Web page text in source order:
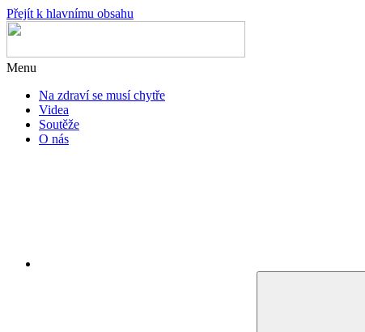
Přejít k hlavnímu obsahu
Menu
Na zdraví se musí chytře
Videa
Soutěže
O nás